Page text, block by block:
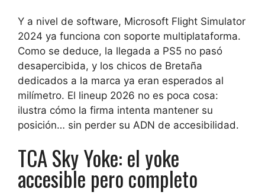
Y a nivel de software, Microsoft Flight Simulator
2024 ya funciona con soporte multiplataforma.
Como se deduce, la llegada a PS5 no pasó
desapercibida, y los chicos de Bretaña
dedicados a la marca ya eran esperados al
milímetro. El lineup 2026 no es poca cosa:
ilustra cómo la firma intenta mantener su
posición… sin perder su ADN de accesibilidad.
TCA Sky Yoke: el yoke
accesible pero completo